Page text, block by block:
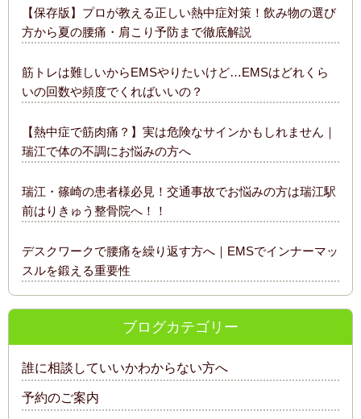
【保存版】プロが教える正しい熱中症対策！飲み物の選び
方から夏の腰痛・肩こり予防まで徹底解説
筋トレは難しいからEMSやりたいけど…EMSはどれくら
いの回数や頻度でくればいいの？
【熱中症で筋肉痛？】実は危険なサインかもしれません｜
瑞江で体の不調にお悩みの方へ
瑞江・篠崎の患者様必見！交通事故でお悩みの方は瑞江駅
前はりきゅう整骨院へ！！
デスクワークで腰痛を繰り返す方へ｜EMSでインナーマッ
スルを鍛える重要性
ブログカテゴリー
誰に相談していいかわからない方へ
予約のご案内